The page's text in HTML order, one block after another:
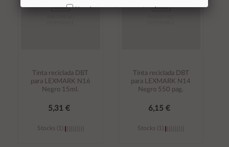
Tinta reciclada DBT
para LEXMARK N16
Negro 15ml.
5,31 €
Stocks (1)
Tinta reciclada DBT
para LEXMARK N14
Negro 550 pag.
6,15 €
Stocks (1)
No volver a mostrar mas este aviso